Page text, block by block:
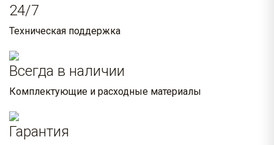
24/7
Техническая поддержка
Всегда в наличии
Комплектующие и расходные материалы
Гарантия